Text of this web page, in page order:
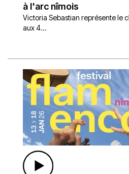
à l'arc nîmois
Victoria Sebastian représente le
aux 4...